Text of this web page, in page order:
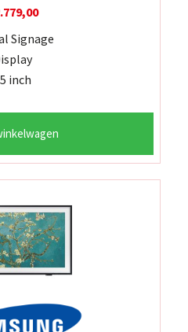
Signage
inch